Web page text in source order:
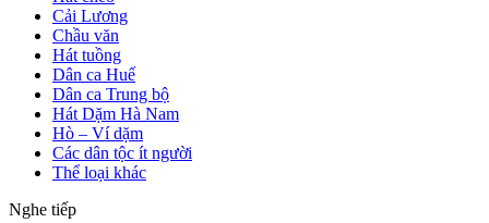
Cải Lương
Chầu văn
Hát tuồng
Dân ca Huế
Dân ca Trung bộ
Hát Dặm Hà Nam
Hò – Ví dặm
Các dân tộc ít người
Thể loại khác
Nghe tiếp